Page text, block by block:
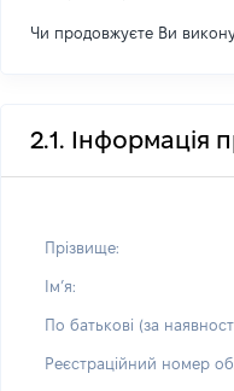
Чи продовжуєте Ви
2.1. Інформація
Прізвище:
Імʼя:
По батькові (за
Реєстраційний номер